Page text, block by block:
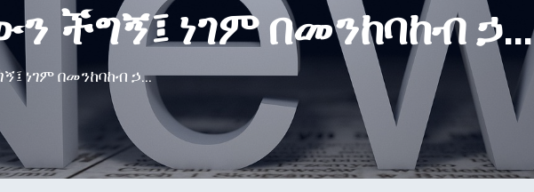
ችግኝ፤ ነገም በመንከባከብ ኃ...
ነገም በመንከባከብ ኃ...